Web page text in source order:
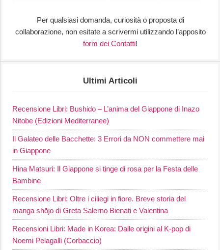
Per qualsiasi domanda, curiosità o proposta di
collaborazione, non esitate a scrivermi utilizzando l’apposito
form dei Contatti!
Ultimi Articoli
Recensione Libri: Bushido – L’anima del Giappone di Inazo
Nitobe (Edizioni Mediterranee)
Il Galateo delle Bacchette: 3 Errori da NON commettere mai
in Giappone
Hina Matsuri: Il Giappone si tinge di rosa per la Festa delle
Bambine
Recensione Libri: Oltre i ciliegi in fiore. Breve storia del
manga shōjo di Greta Salerno Bienati e Valentina
Recensioni Libri: Made in Korea: Dalle origini al K-pop di
Noemi Pelagalli (Corbaccio)